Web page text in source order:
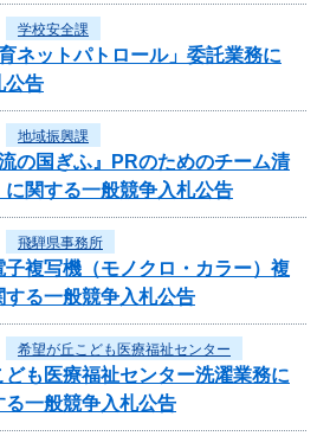
学校安全課
ネットパトロール」委託業務に
公告
地域振興課
の国ぎふ』PRのためのチーム清
関する一般競争入札公告
飛騨県事務所
子複写機（モノクロ・カラー）複
る一般競争入札公告
希望が丘こども医療福祉センター
も医療福祉センター洗濯業務に
一般競争入札公告